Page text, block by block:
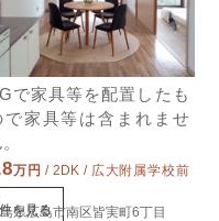
で家具等を配置したも
で家具等は含まれませ
万円 / 2DK / 広大附属学校前
県広島市南区皆実町6丁目
を見る